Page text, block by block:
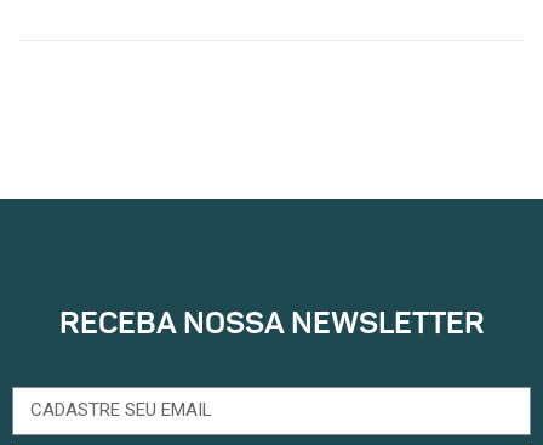
RECEBA NOSSA NEWSLETTER